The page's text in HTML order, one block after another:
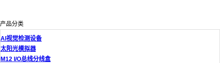
产品分类
AI视觉检测设备
太阳光模拟器
M12 I/O总线分线盒